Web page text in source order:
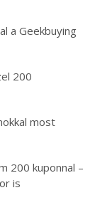
a Geekbuying
200
most
200 kuponnal –
is